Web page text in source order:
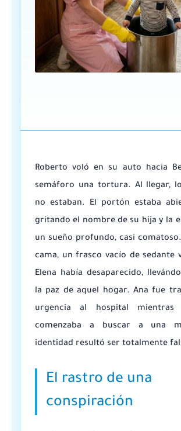
Roberto voló en su auto hacia
semáforo una tortura. Al llegar,
no estaban. El portón estaba
gritando el nombre de su hija y la
un sueño profundo, casi
cama, un frasco vacío de sedante
Elena había desaparecido,
la paz de aquel hogar. Ana fue
urgencia al hospital mientras
comenzaba a buscar a una
identidad resultó ser totalmente
El rastro de una
conspiración